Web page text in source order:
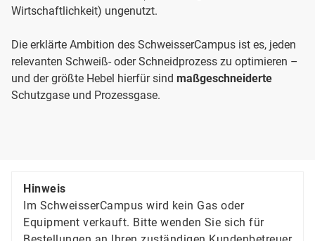
Wirtschaftlichkeit) ungenutzt.
Die erklärte Ambition des SchweisserCampus ist es, jeden
relevanten Schweiß- oder Schneidprozess zu optimieren –
und der größte Hebel hierfür sind maßgeschneiderte
Schutzgase und Prozessgase.
Hinweis
Im SchweisserCampus wird kein Gas oder
Equipment verkauft. Bitte wenden Sie sich für